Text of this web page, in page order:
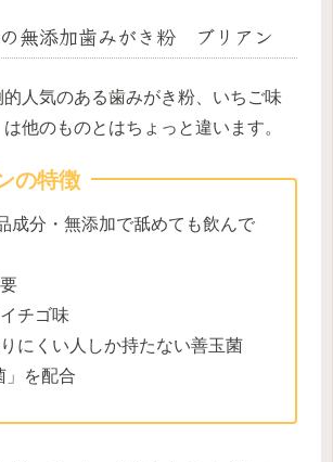
無添加歯みがき粉 ブリアン
人気のある歯みがき粉、いちご味
は他のものとはちょっと違います。
の特徴
成分・無添加で舐めても飲んで
チゴ味
にくい人しか持たない善玉菌
」を配合